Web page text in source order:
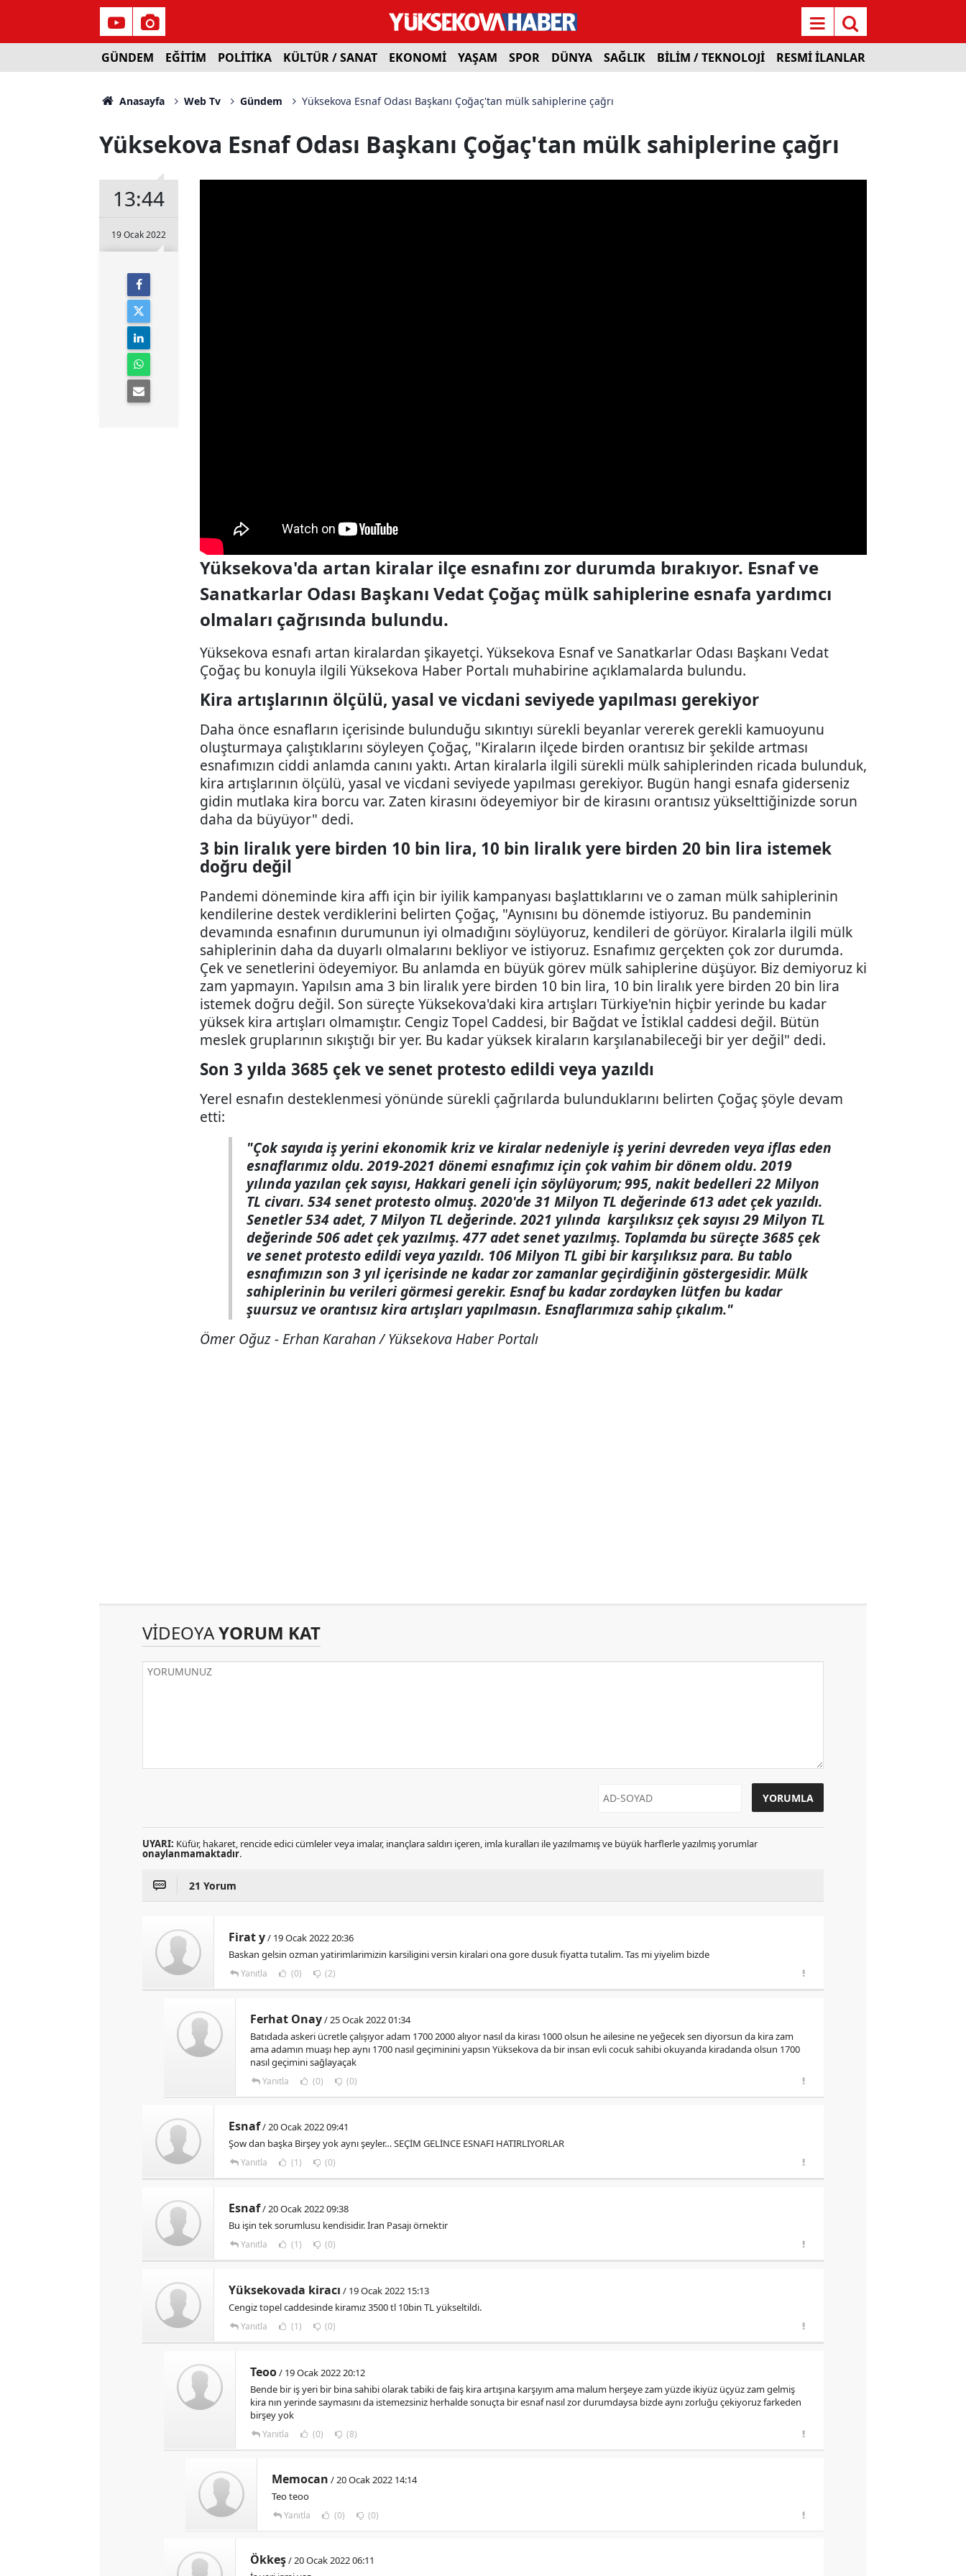
GÜNDEM EĞİTİM POLİTİKA KÜLTÜR / SANAT EKONOMİ YAŞAM SPOR DÜNYA SAĞLIK BİLİM / TEKNOLOJİ RESMİ İLANLAR
Anasayfa Web Tv Gündem Yüksekova Esnaf Odası Başkanı Çoğaç'tan mülk sahiplerine çağrı
Yüksekova Esnaf Odası Başkanı Çoğaç'tan mülk sahiplerine çağrı
13:44
19 Ocak 2022
Yüksekova'da artan kiralar ilçe esnafını zor durumda bırakıyor. Esnaf ve
Sanatkarlar Odası Başkanı Vedat Çoğaç mülk sahiplerine esnafa yardımcı
olmaları çağrısında bulundu.
Yüksekova esnafı artan kiralardan şikayetçi. Yüksekova Esnaf ve Sanatkarlar Odası Başkanı Vedat
Çoğaç bu konuyla ilgili Yüksekova Haber Portalı muhabirine açıklamalarda bulundu.
Kira artışlarının ölçülü, yasal ve vicdani seviyede yapılması gerekiyor
Daha önce esnafların içerisinde bulunduğu sıkıntıyı sürekli beyanlar vererek gerekli kamuoyunu
oluşturmaya çalıştıklarını söyleyen Çoğaç, "Kiraların ilçede birden orantısız bir şekilde artması
esnafımızın ciddi anlamda canını yaktı. Artan kiralarla ilgili sürekli mülk sahiplerinden ricada bulunduk,
kira artışlarının ölçülü, yasal ve vicdani seviyede yapılması gerekiyor. Bugün hangi esnafa giderseniz
gidin mutlaka kira borcu var. Zaten kirasını ödeyemiyor bir de kirasını orantısız yükselttiğinizde sorun
daha da büyüyor" dedi.
3 bin liralık yere birden 10 bin lira, 10 bin liralık yere birden 20 bin lira istemek
doğru değil
Pandemi döneminde kira affı için bir iyilik kampanyası başlattıklarını ve o zaman mülk sahiplerinin
kendilerine destek verdiklerini belirten Çoğaç, "Aynısını bu dönemde istiyoruz. Bu pandeminin
devamında esnafının durumunun iyi olmadığını söylüyoruz, kendileri de görüyor. Kiralarla ilgili mülk
sahiplerinin daha da duyarlı olmalarını bekliyor ve istiyoruz. Esnafımız gerçekten çok zor durumda.
Çek ve senetlerini ödeyemiyor. Bu anlamda en büyük görev mülk sahiplerine düşüyor. Biz demiyoruz ki
zam yapmayın. Yapılsın ama 3 bin liralık yere birden 10 bin lira, 10 bin liralık yere birden 20 bin lira
istemek doğru değil. Son süreçte Yüksekova'daki kira artışları Türkiye'nin hiçbir yerinde bu kadar
yüksek kira artışları olmamıştır. Cengiz Topel Caddesi, bir Bağdat ve İstiklal caddesi değil. Bütün
meslek gruplarının sıkıştığı bir yer. Bu kadar yüksek kiraların karşılanabileceği bir yer değil" dedi.
Son 3 yılda 3685 çek ve senet protesto edildi veya yazıldı
Yerel esnafın desteklenmesi yönünde sürekli çağrılarda bulunduklarını belirten Çoğaç şöyle devam
etti:
"Çok sayıda iş yerini ekonomik kriz ve kiralar nedeniyle iş yerini devreden veya iflas eden
esnaflarımız oldu. 2019-2021 dönemi esnafımız için çok vahim bir dönem oldu. 2019
yılında yazılan çek sayısı, Hakkari geneli için söylüyorum; 995, nakit bedelleri 22 Milyon
TL civarı. 534 senet protesto olmuş. 2020'de 31 Milyon TL değerinde 613 adet çek yazıldı.
Senetler 534 adet, 7 Milyon TL değerinde. 2021 yılında karşılıksız çek sayısı 29 Milyon TL
değerinde 506 adet çek yazılmış. 477 adet senet yazılmış. Toplamda bu süreçte 3685 çek
ve senet protesto edildi veya yazıldı. 106 Milyon TL gibi bir karşılıksız para. Bu tablo
esnafımızın son 3 yıl içerisinde ne kadar zor zamanlar geçirdiğinin göstergesidir. Mülk
sahiplerinin bu verileri görmesi gerekir. Esnaf bu kadar zordayken lütfen bu kadar
şuursuz ve orantısız kira artışları yapılmasın. Esnaflarımıza sahip çıkalım."
Ömer Oğuz - Erhan Karahan / Yüksekova Haber Portalı
VİDEOYAYORUM KAT
UYARI: Küfür, hakaret, rencide edici cümleler veya imalar, inançlara saldırı içeren, imla kuralları ile yazılmamış ve büyük harflerle yazılmış yorumlar
onaylanmamaktadır.
21 Yorum
Firat y/ 19 Ocak 2022 20:36
Baskan gelsin ozman yatirimlarimizin karsiligini versin kiralari ona gore dusuk fiyatta tutalim. Tas mi yiyelim bizde
Yanıtla (0) (2)
Ferhat Onay/ 25 Ocak 2022 01:34
Batıdada askeri ücretle çalışıyor adam 1700 2000 alıyor nasıl da kirası 1000 olsun he ailesine ne yeğecek sen diyorsun da kira zam
ama adamın muaşı hep aynı 1700 nasıl geçiminini yapsın Yüksekova da bir insan evli cocuk sahibi okuyanda kiradanda olsun 1700
nasıl geçimini sağlayaçak
Yanıtla (0) (0)
Esnaf/ 20 Ocak 2022 09:41
Şow dan başka Birşey yok aynı şeyler… SEÇİM GELİNCE ESNAFI HATIRLIYORLAR
Yanıtla (1) (0)
Esnaf/ 20 Ocak 2022 09:38
Bu işin tek sorumlusu kendisidir. İran Pasajı örnektir
Yanıtla (1) (0)
Yüksekovada kiracı / 19 Ocak 2022 15:13
Cengiz topel caddesinde kiramız 3500 tl 10bin TL yükseltildi.
Yanıtla (1) (0)
Teoo/ 19 Ocak 2022 20:12
Bende bir iş yeri bir bina sahibi olarak tabiki de faiş kira artışına karşıyım ama malum herşeye zam yüzde ikiyüz üçyüz zam gelmiş
kira nın yerinde saymasını da istemezsiniz herhalde sonuçta bir esnaf nasıl zor durumdaysa bizde aynı zorluğu çekiyoruz farkeden
birşey yok
Yanıtla (0) (8)
Memocan / 20 Ocak 2022 14:14
Teo teoo
Yanıtla (0) (0)
Ökkeş/ 20 Ocak 2022 06:11